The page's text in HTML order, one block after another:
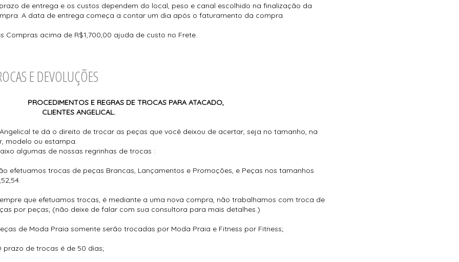
de entrega e os custos dependem do local, peso e canal escolhido na finalização da
A data de entrega começa a contar um dia após o faturamento da compra.
Compras acima de R$1,700,00 ajuda de custo no Frete.
E DEVOLUÇÕES
PROCEDIMENTOS E REGRAS DE TROCAS PARA ATACADO,
ANGELICAL.
te dá o direito de trocar as peças que você deixou de acertar, seja no tamanho, na
modelo ou estampa.
algumas de nossas regrinhas de trocas :
efetuamos trocas de peças Brancas, Lançamentos e Promoções, e Peças nos tamanhos
que efetuamos trocas, é mediante a uma nova compra, não trabalhamos com troca de
por peças; (não deixe de falar com sua consultora para mais detalhes.)
de Moda Praia somente serão trocadas por Moda Praia e Fitness por Fitness;
prazo de trocas é de 50 dias;